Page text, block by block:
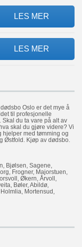
LES MER
LES MER
Oslo er det mye å
til profesjonelle
du ta vare på alt av
skal du gjøre videre? Vi
hjelper med tømming og
Østfold. Kjøp av dødsbo.
Bjølsen, Sagene,
Frogner, Majorstuen,
Økern, Årvoll,
Bøler, Abildø,
Mortensud,